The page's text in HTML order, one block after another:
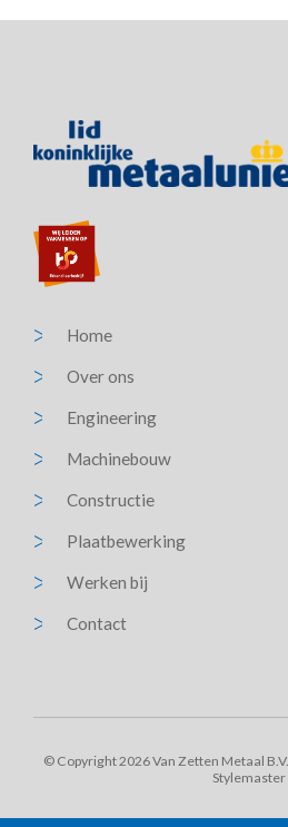
Home
Over ons
Engineering
Machinebouw
Constructie
Plaatbewerking
Werken bij
Contact
© Copyright 2026 Van Zetten Metaal B.V.
Stylemaster